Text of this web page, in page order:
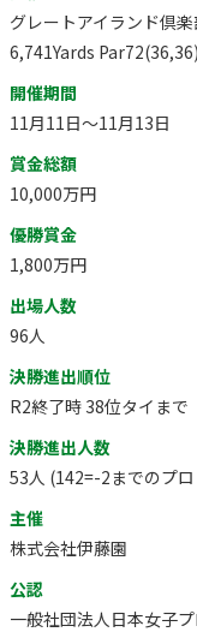
グレートアイランド倶
6,741Yards Par72(36,36)
開催期間
11月11日～11月13日
賞金総額
10,000万円
優勝賞金
1,800万円
出場人数
96人
決勝進出順位
R2終了時 38位タイまで
決勝進出人数
53人 (142=-2までのプ
主催
株式会社伊藤園
公認
一般社団法人日本女子